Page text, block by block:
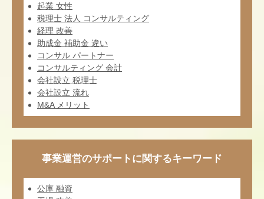
起業 女性
税理士 法人 コンサルティング
経理 改善
助成金 補助金 違い
コンサル パートナー
コンサルティング 会計
会社設立 税理士
会社設立 流れ
M&A メリット
事業運営のサポートに関するキーワード
公庫 融資